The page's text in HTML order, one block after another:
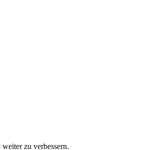
zu verbessern.